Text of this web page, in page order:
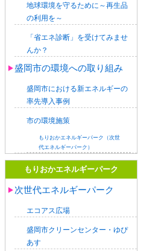
地球環境を守るために～再生品
の利用を～
「省エネ診断」を受けてみませ
んか？
盛岡市の環境への取り組み
盛岡市における新エネルギーの
率先導入事例
市の環境施策
もりおかエネルギーパーク（次世
代エネルギーパーク）
もりおかエネルギーパーク
次世代エネルギーパーク
エコアス広場
盛岡市クリーンセンター・ゆぴ
あす